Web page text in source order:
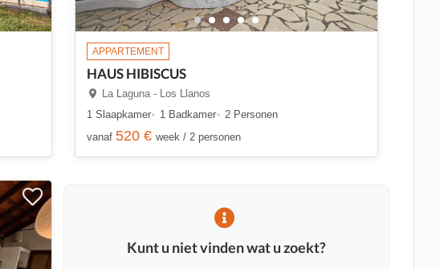
APPARTEMENT
HAUS HIBISCUS
La Laguna - Los Llanos
1 Slaapkamer
1 Badkamer
2 Personen
vanaf 520 € week / 2 personen
Kunt u niet vinden wat u zoekt?